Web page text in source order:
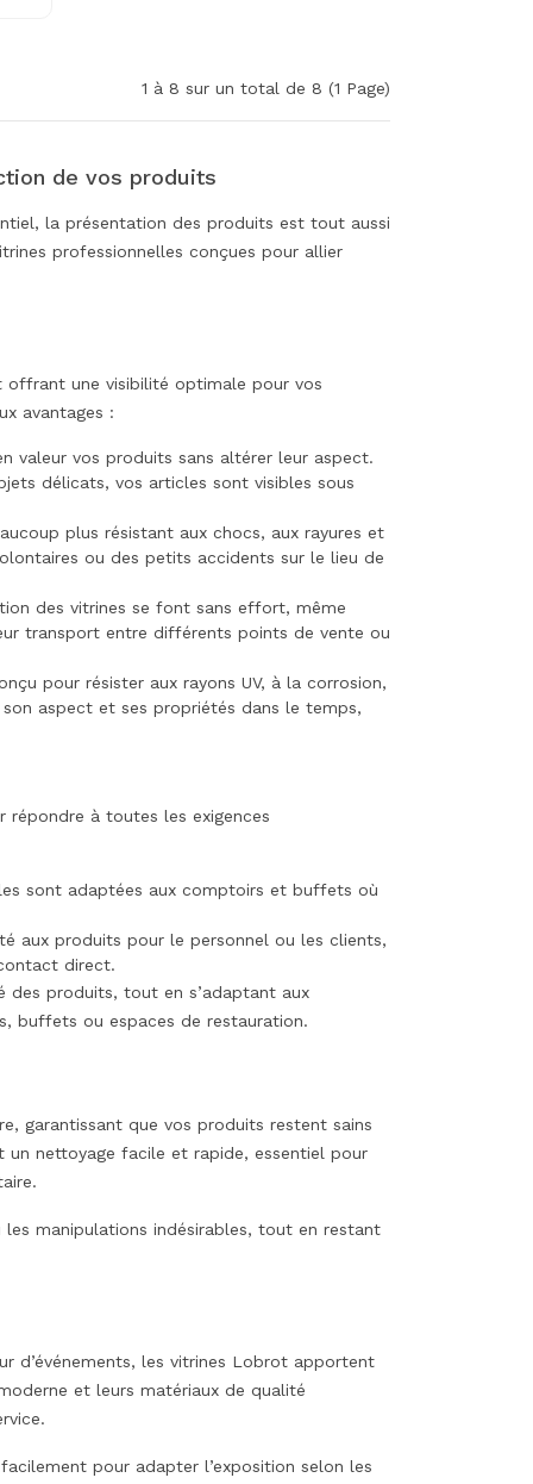
de vos produits
la présentation des produits est tout aussi
professionnelles conçues pour allier
offrant une visibilité optimale pour vos
avantages :
valeur vos produits sans altérer leur aspect.
délicats, vos articles sont visibles sous
plus résistant aux chocs, aux rayures et
ou des petits accidents sur le lieu de
des vitrines se font sans effort, même
transport entre différents points de vente ou
pour résister aux rayons UV, à la corrosion,
aspect et ses propriétés dans le temps,
à toutes les exigences
sont adaptées aux comptoirs et buffets où
aux produits pour le personnel ou les clients,
direct.
produits, tout en s’adaptant aux
buffets ou espaces de restauration.
garantissant que vos produits restent sains
nettoyage facile et rapide, essentiel pour
manipulations indésirables, tout en restant
d’événements, les vitrines Lobrot apportent
et leurs matériaux de qualité
pour adapter l’exposition selon les
1 à 8 sur un total de 8 (1 Page)